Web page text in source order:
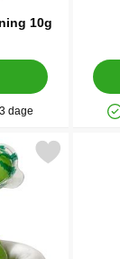
10g
På lager
dage
Vandmelon